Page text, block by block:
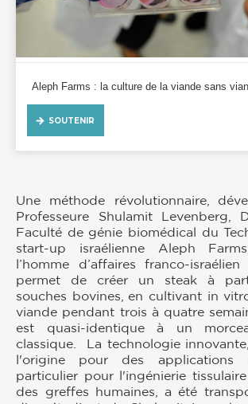
Une méthode révolutionnaire,
Professeure Shulamit Levenberg,
Faculté de génie biomédical du
start-up israélienne Aleph
l’homme d’affaires franco-israélien
permet de créer un steak à
souches bovines, en cultivant in
viande pendant trois à quatre
est quasi-identique à un
classique. La technologie
l'origine pour des applications
particulier pour l'ingénierie
des greffes humaines, a été
Aleph Farms : la culture de la viande sans
SOUTENIR